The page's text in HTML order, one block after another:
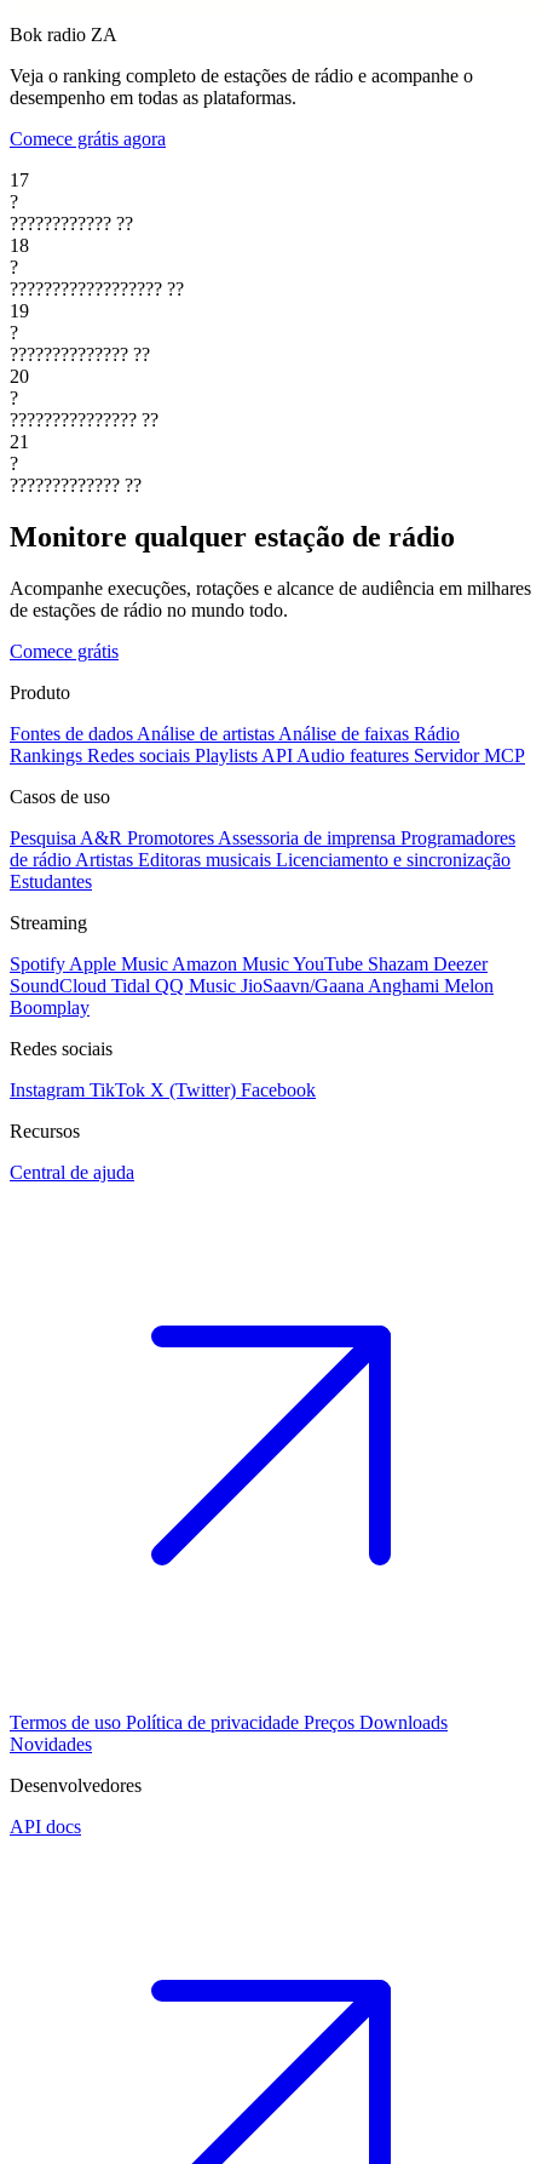
Bok radio ZA
Veja o ranking completo de estações de rádio e acompanhe o
desempenho em todas as plataformas.
Comece grátis agora
17
?
???????????? ??
18
?
?????????????????? ??
19
?
?????????????? ??
20
?
??????????????? ??
21
?
????????????? ??
Monitore qualquer estação de rádio
Acompanhe execuções, rotações e alcance de audiência em milhares
de estações de rádio no mundo todo.
Comece grátis
Produto
Fontes de dados Análise de artistas Análise de faixas Rádio
Rankings Redes sociais Playlists API Audio features Servidor MCP
Casos de uso
Pesquisa A&R Promotores Assessoria de imprensa Programadores
de rádio Artistas Editoras musicais Licenciamento e sincronização
Estudantes
Streaming
Spotify Apple Music Amazon MusicYouTube Shazam Deezer
SoundCloud Tidal QQ Music JioSaavn/Gaana Anghami Melon
Boomplay
Redes sociais
Instagram TikTok X (Twitter) Facebook
Recursos
Central de ajuda
Termos de uso Política de privacidade Preços Downloads
Novidades
Desenvolvedores
API docs